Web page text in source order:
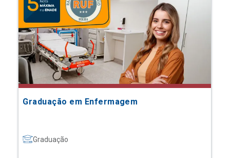
Graduação em Enfermagem
Graduação